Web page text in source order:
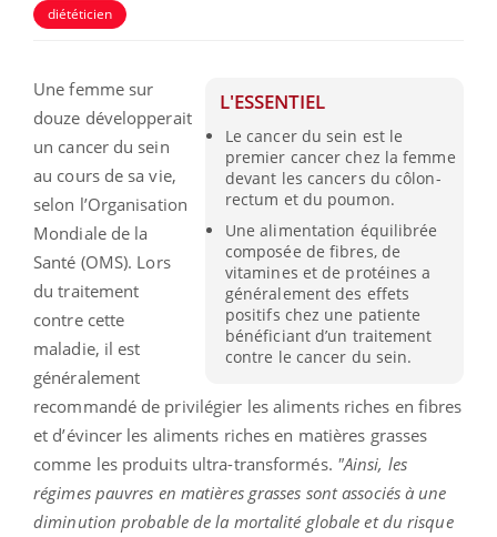
diététicien
L'ESSENTIEL
Le cancer du sein est le
premier cancer chez la femme
devant les cancers du côlon-
rectum et du poumon.
Une alimentation équilibrée
composée de fibres, de
vitamines et de protéines a
généralement des effets
positifs chez une patiente
bénéficiant d’un traitement
contre le cancer du sein.
Une femme sur
douze développerait
un cancer du sein
au cours de sa vie,
selon l’Organisation
Mondiale de la
Santé (OMS). Lors
du traitement
contre cette
maladie, il est
généralement
recommandé de privilégier les aliments riches en fibres
et d’évincer les aliments riches en matières grasses
comme les produits ultra-transformés. "Ainsi, les
régimes pauvres en matières grasses sont associés à une
diminution probable de la mortalité globale et du risque